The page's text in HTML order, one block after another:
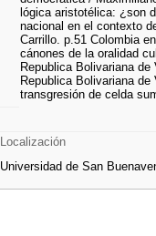
lógica aristotélica: ¿son
nacional en el contexto
Carrillo. p.51 Colombia
cánones de la oralidad
Republica Bolivariana
Republica Bolivariana
transgresión de celda
Localización
Universidad de San